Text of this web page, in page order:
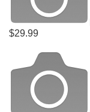
$29.99